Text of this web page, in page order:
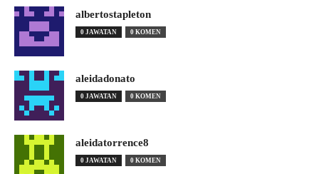
albertostapleton
0 JAWATAN 0 KOMEN
aleidadonato
0 JAWATAN 0 KOMEN
aleidatorrence8
0 JAWATAN 0 KOMEN